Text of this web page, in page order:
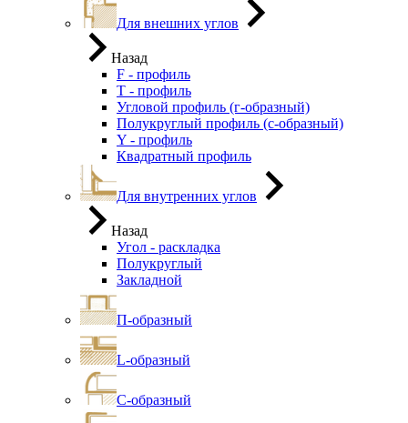
Для внешних углов
Назад
F - профиль
Т - профиль
Угловой профиль (г-образный)
Полукруглый профиль (с-образный)
Y - профиль
Квадратный профиль
Для внутренних углов
Назад
Угол - раскладка
Полукруглый
Закладной
П-образный
L-образный
С-образный